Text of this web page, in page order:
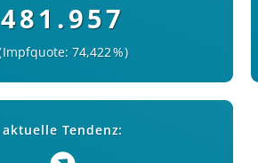
481.957
Impfquote: 74,422 %
aktuelle Tendenz: